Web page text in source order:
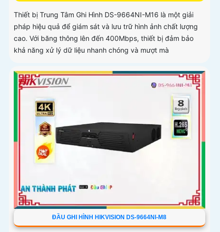
Thiết bị Trung Tâm Ghi Hình DS-9664NI-M16 là một giải
pháp hiệu quả để giám sát và lưu trữ hình ảnh chất lượng
cao. Với băng thông lên đến 400Mbps, thiết bị đảm bảo
khả năng xử lý dữ liệu nhanh chóng và mượt mà
ĐẦU GHI HÌNH HIKVISION DS-9664NI-M8